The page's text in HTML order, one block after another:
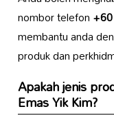
nombor telefon
membantu anda
produk dan
Apakah jenis
Emas Yik Kim?